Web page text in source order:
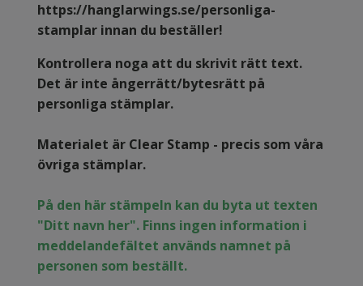
https://hanglarwings.se/personliga-
stamplar innan du beställer!
Kontrollera noga att du skrivit rätt text.
Det är inte ångerrätt/bytesrätt på
personliga stämplar.
Materialet är Clear Stamp - precis som våra
övriga stämplar.
På den här stämpeln kan du byta ut texten
"Ditt navn her". Finns ingen information i
meddelandefältet används namnet på
personen som beställt.